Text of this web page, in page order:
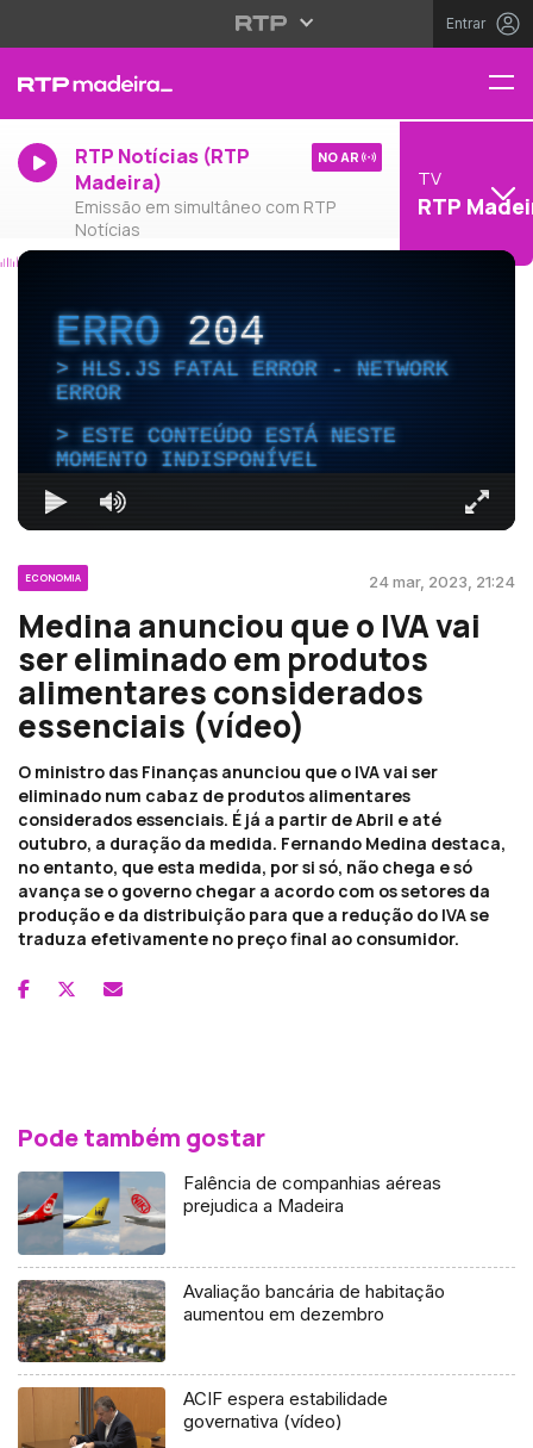
Entrar
RTP Notícias (RTP
Madeira)
Emissão em simultâneo com RTP
Notícias
NO AR
TV
RTP
ERRO204
HLS.JS FATAL ERROR - NETWORK
ERROR
ESTE CONTEÚDO ESTÁ NESTE
MOMENTO INDISPONÍVEL
ECONOMIA 24 mar, 2023, 21:24
Medina anunciou que o IVA vai
ser eliminado em produtos
alimentares considerados
essenciais (vídeo)
O ministro das Finanças anunciou que o IVA vai ser
eliminado num cabaz de produtos alimentares
considerados essenciais. É já a partir de Abril e até
outubro, a duração da medida. Fernando Medina destaca,
no entanto, que esta medida, por si só, não chega e só
avança se o governo chegar a acordo com os setores da
produção e da distribuição para que a redução do IVA se
traduza efetivamente no preço final ao consumidor.
Pode também gostar
Falência de companhias aéreas
prejudica a Madeira
Avaliação bancária de habitação
aumentou em dezembro
ACIF espera estabilidade
governativa (vídeo)